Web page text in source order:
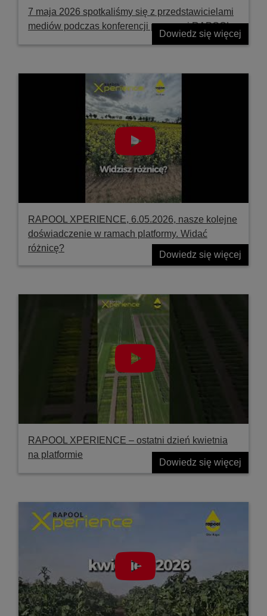
7 maja 2026 spotkaliśmy się z przedstawicielami
mediów podczas konferencji prasowej RAPOOL
Dowiedz się więcej
RAPOOL XPERIENCE, 6.05.2026, nasze kolejne
doświadczenie w ramach platformy. Widać
różnicę?
Dowiedz się więcej
RAPOOL XPERIENCE – ostatni dzień kwietnia
na platformie
Dowiedz się więcej